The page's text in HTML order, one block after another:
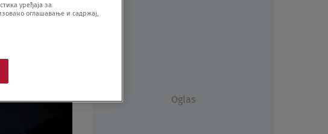
Oglas
уређаја за
оглашавање и садржај,